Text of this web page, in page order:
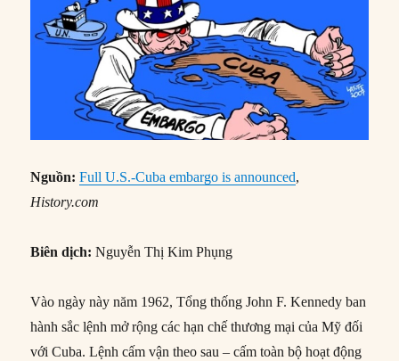
Nguồn:Full U.S.-Cuba embargo is announced,
History.com
Biên dịch: Nguyễn Thị Kim Phụng
Vào ngày này năm 1962, Tổng thống John F. Kennedy ban
hành sắc lệnh mở rộng các hạn chế thương mại của Mỹ đối
với Cuba. Lệnh cấm vận theo sau – cấm toàn bộ hoạt động